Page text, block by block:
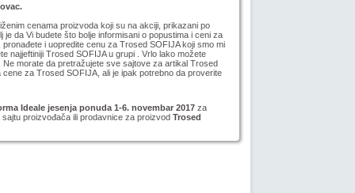
cenama proizvoda koji su na akciji, prikazani po
je da Vi budete što bolje informisani o popustima i ceni za
pronađete i uopredite cenu za Trosed SOFIJA koji smo mi
najjeftiniji Trosed SOFIJA u grupi . Vrlo lako možete
morate da pretražujete sve sajtove za artikal Trosed
za Trosed SOFIJA, ali je ipak potrebno da proverite
Ideale jesenja ponuda 1-6. novembar 2017 za
proizvođača ili prodavnice za proizvod Trosed